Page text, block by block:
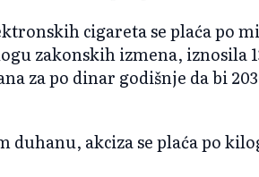
cigareta se plaća po
zakonskih izmena, iznosila
za po dinar godišnje da bi
duhanu, akciza se plaća po